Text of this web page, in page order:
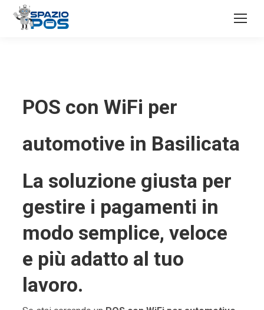
POS con WiFi per
automotive in Basilicata
La soluzione giusta per
gestire i pagamenti in
modo semplice, veloce
e più adatto al tuo
lavoro.